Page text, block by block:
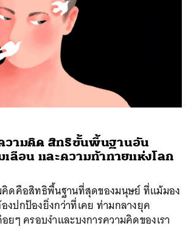
วามคิด สิทธิขั้นพื้นฐานอัน
ลือน และความท้าทายแห่งโลก
คิดคือสิทธิพื้นฐานที่สุดของมนุษย์ ที่แม้มอง
งปกป้องยิ่งกว่าที่เคย ท่ามกลางยุค
ยๆ ครอบงำและบงการความคิดของเรา